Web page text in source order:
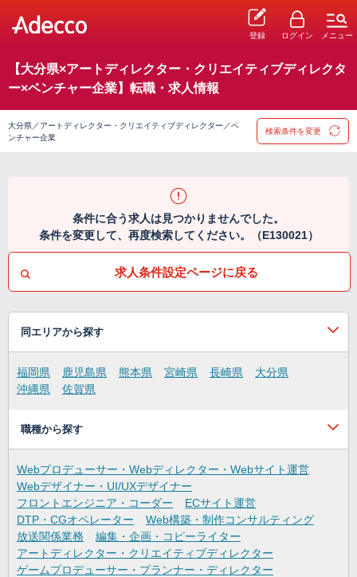
登録 ログイン メニュー
【大分県×アートディレクター・クリエイティブディレクタ
ー×ベンチャー企業】転職・求人情報
大分県／アートディレクター・クリエイティブディレクター／ベ
ンチャー企業
検索条件を変更
条件に合う求人は見つかりませんでした。
条件を変更して、再度検索してください。（E130021）
求人条件設定ページに戻る
同エリアから探す
福岡県 鹿児島県 熊本県 宮崎県 長崎県
大分県
沖縄県
佐賀県
職種から探す
Webプロデューサー・Webディレクター・Webサイト運営
Webデザイナー・UI/UXデザイナー
フロントエンジニア・コーダー
ECサイト運営
DTP・CGオペレーター
Web構築・制作コンサルティング
放送関係業務
編集・企画・コピーライター
アートディレクター・クリエイティブディレクター
ゲームプロデューサー・プランナー・ディレクター